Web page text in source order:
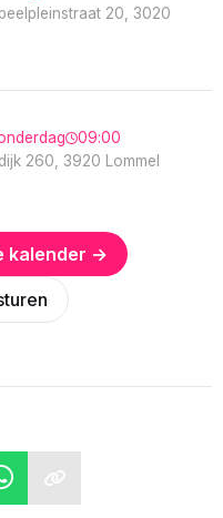
20, 3020
09:00
260, 3920 Lommel
kalender →